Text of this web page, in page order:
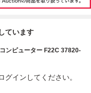
ています
ンピューター F22C 37820-
インしてください。